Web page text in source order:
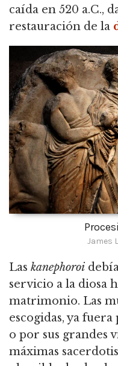
caída en 520 a.C.,
restauración de la
James
Las kanephoroi
servicio a la diosa
matrimonio. Las
escogidas, ya
o por sus grandes
máximas